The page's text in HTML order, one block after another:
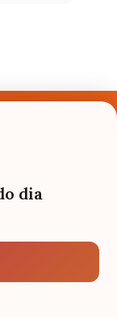
dia